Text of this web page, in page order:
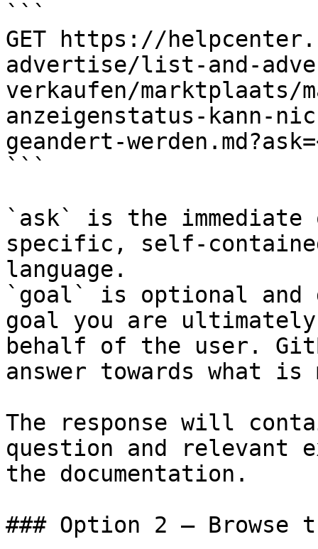
```
GET https://
advertise/list-and-
verkaufen/marktplaats/
anzeigenstatus-kann-
geandert-
```
`ask` is the
specific, self-
language.
`goal` is optional and
goal you are
behalf of the user.
answer towards what
The response will
question and relevant
the documentation.
### Option 2 — Browse